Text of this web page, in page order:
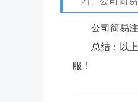
公司简易
总结：以
服！